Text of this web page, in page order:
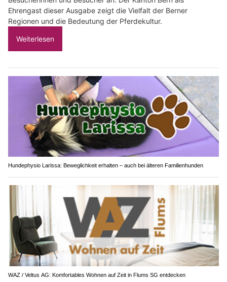
Ehrengast dieser Ausgabe zeigt die Vielfalt der Berner
Regionen und die Bedeutung der Pferdekultur.
Weiterlesen
Hundephysio Larissa: Beweglichkeit erhalten – auch bei älteren Familienhunden
WAZ / Veltus AG: Komfortables Wohnen auf Zeit in Flums SG entdecken